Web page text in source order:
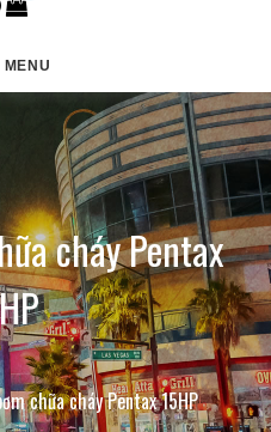
MENU
cháy Pentax
chữa cháy Pentax 15HP